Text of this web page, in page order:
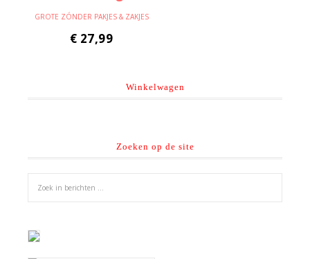
GROTE ZÓNDER PAKJES & ZAKJES
€ 27,99
Winkelwagen
Zoeken op de site